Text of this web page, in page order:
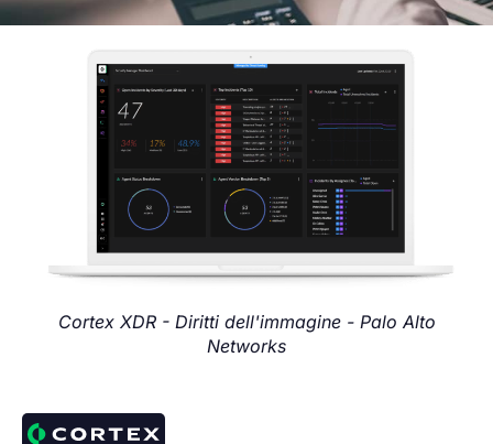
Cortex XDR - Diritti dell'immagine - Palo Alto
Networks